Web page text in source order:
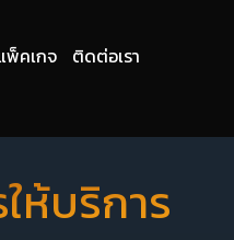
พ็คเกจ ติดต่อเรา
บริการ